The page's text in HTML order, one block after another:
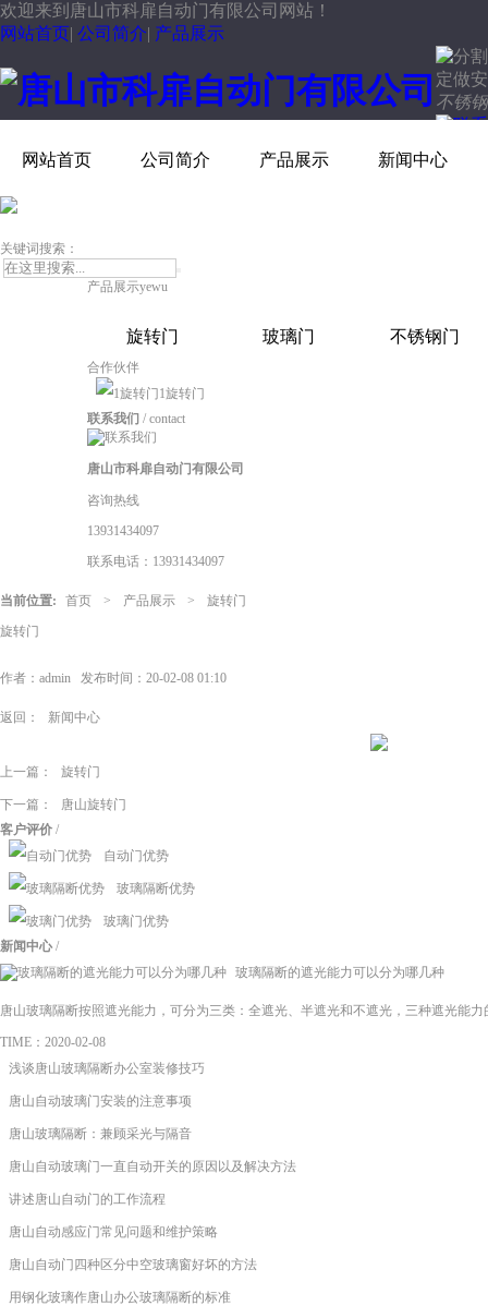
欢迎来到唐山市科扉自动门有限公司网站！
网站首页| 公司简介| 产品展示
定做
不锈
联系热线：
网站首页 公司简介 产品展示 新闻中心
关键词搜索：
产品展示yewu
旋转门 玻璃门 不锈钢门
合作伙伴
1旋转门
联系我们 / contact
唐山市科扉自动门有限公司
咨询热线
13931434097
联系电话：13931434097
当前位置: 首页 > 产品展示 >
旋转门
旋转门
作者：admin 发布时间：20-02-08 01:10
返回： 新闻中心
上一篇： 旋转门
下一篇：
唐山旋转门
客户评价 /
自动门优势
玻璃隔断优势
玻璃门优势
新闻中心 /
玻璃隔断的遮光能力可以分为哪几种
唐山玻璃隔断按照遮光能力，可分为三类：全遮光、半遮光和不遮光，三种遮光能
TIME：2020-02-08
浅谈唐山玻璃隔断办公室装修技巧
唐山自动玻璃门安装的注意事项
唐山玻璃隔断：兼顾采光与隔音
唐山自动玻璃门一直自动开关的原因以及解决方法
讲述唐山自动门的工作流程
唐山自动感应门常见问题和维护策略
唐山自动门四种区分中空玻璃窗好坏的方法
用钢化玻璃作唐山办公玻璃隔断的标准